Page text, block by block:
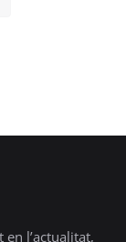
l’actualitat,